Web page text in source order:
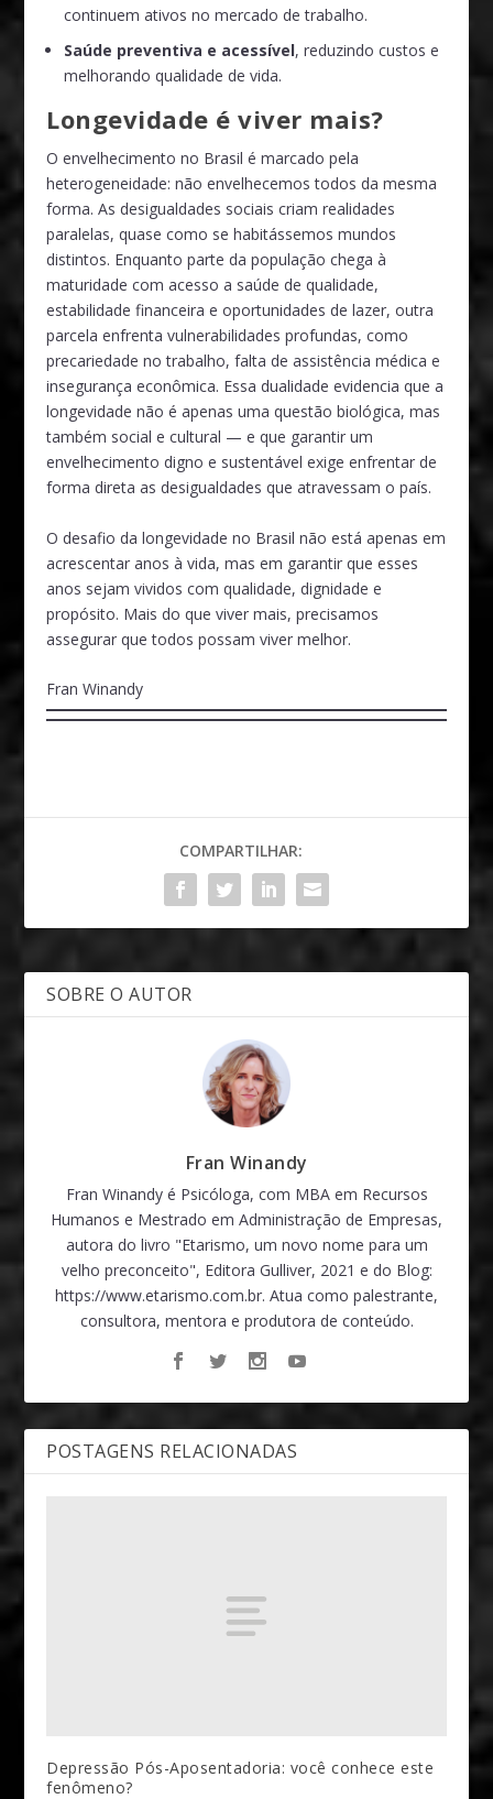
continuem ativos no mercado de trabalho.
Saúde preventiva e acessível, reduzindo custos e
melhorando qualidade de vida.
Longevidade é viver mais?
O envelhecimento no Brasil é marcado pela
heterogeneidade: não envelhecemos todos da mesma
forma. As desigualdades sociais criam realidades
paralelas, quase como se habitássemos mundos
distintos. Enquanto parte da população chega à
maturidade com acesso a saúde de qualidade,
estabilidade financeira e oportunidades de lazer, outra
parcela enfrenta vulnerabilidades profundas, como
precariedade no trabalho, falta de assistência médica e
insegurança econômica. Essa dualidade evidencia que a
longevidade não é apenas uma questão biológica, mas
também social e cultural — e que garantir um
envelhecimento digno e sustentável exige enfrentar de
forma direta as desigualdades que atravessam o país.
O desafio da longevidade no Brasil não está apenas em
acrescentar anos à vida, mas em garantir que esses
anos sejam vividos com qualidade, dignidade e
propósito. Mais do que viver mais, precisamos
assegurar que todos possam viver melhor.
Fran Winandy
COMPARTILHAR:
SOBRE O AUTOR
Fran Winandy
Fran Winandy é Psicóloga, com MBA em Recursos
Humanos e Mestrado em Administração de Empresas,
autora do livro "Etarismo, um novo nome para um
velho preconceito", Editora Gulliver, 2021 e do Blog:
https://www.etarismo.com.br. Atua como palestrante,
consultora, mentora e produtora de conteúdo.
POSTAGENS RELACIONADAS
Depressão Pós-Aposentadoria: você conhece este
fenômeno?